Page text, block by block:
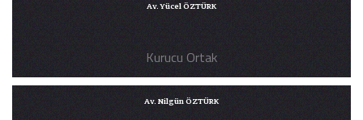
Av. Yücel ÖZTÜRK
Kurucu Ortak
PROFILI
Av. Nilgün ÖZTÜRK